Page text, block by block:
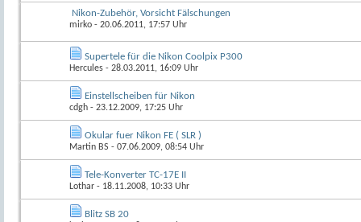
Nikon-Zubehör, Vorsicht Fälschungen
mirko - 20.06.2011, 17:57 Uhr
Supertele für die Nikon Coolpix P300
Hercules - 28.03.2011, 16:09 Uhr
Einstellscheiben für Nikon
cdgh - 23.12.2009, 17:25 Uhr
Okular fuer Nikon FE ( SLR )
Martin BS - 07.06.2009, 08:54 Uhr
Tele-Konverter TC-17E II
Lothar - 18.11.2008, 10:33 Uhr
Blitz SB 20